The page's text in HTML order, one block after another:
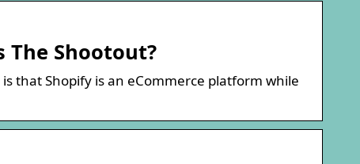
The Shootout?
that Shopify is an eCommerce platform while